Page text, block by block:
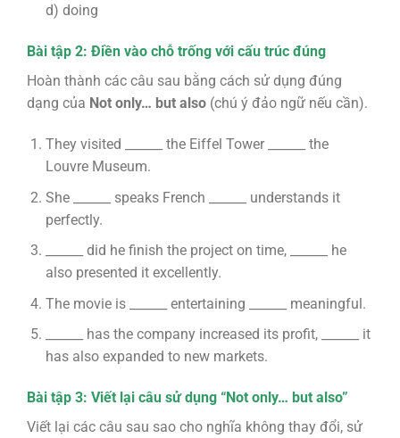
d) doing
Bài tập 2: Điền vào chỗ trống với cấu trúc đúng
Hoàn thành các câu sau bằng cách sử dụng đúng
dạng của Not only… but also(chú ý đảo ngữ nếu cần).
They visited ______ the Eiffel Tower ______ the
Louvre Museum.
She ______ speaks French ______ understands it
perfectly.
______ did he finish the project on time, ______ he
also presented it excellently.
The movie is ______ entertaining ______ meaningful.
______ has the company increased its profit, ______ it
has also expanded to new markets.
Bài tập 3: Viết lại câu sử dụng “Not only… but also”
Viết lại các câu sau sao cho nghĩa không thay đổi, sử